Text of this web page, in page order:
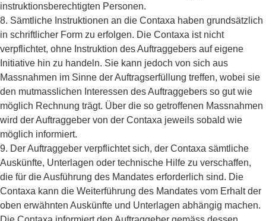
instruktionsberechtigten Personen.
8. Sämtliche Instruktionen an die Contaxa haben grundsätzlich
in schriftlicher Form zu erfolgen. Die Contaxa ist nicht
verpflichtet, ohne Instruktion des Auftraggebers auf eigene
Initiative hin zu handeln. Sie kann jedoch von sich aus
Massnahmen im Sinne der Auftragserfüllung treffen, wobei sie
den mutmasslichen Interessen des Auftraggebers so gut wie
möglich Rechnung trägt. Über die so getroffenen Massnahmen
wird der Auftraggeber von der Contaxa jeweils sobald wie
möglich informiert.
9. Der Auftraggeber verpflichtet sich, der Contaxa sämtliche
Auskünfte, Unterlagen oder technische Hilfe zu verschaffen,
die für die Ausführung des Mandates erforderlich sind. Die
Contaxa kann die Weiterführung des Mandates vom Erhalt der
oben erwähnten Auskünfte und Unterlagen abhängig machen.